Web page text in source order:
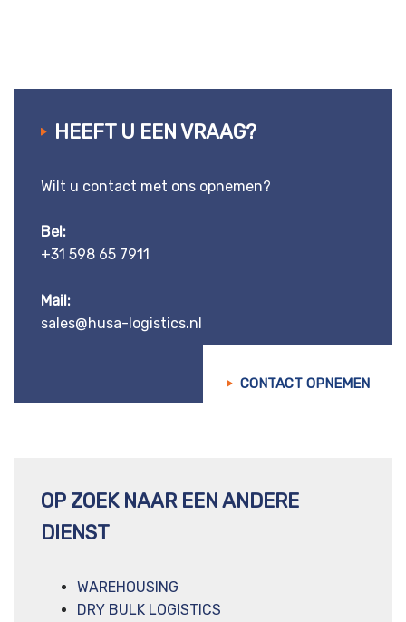
HEEFT U EEN VRAAG?
Wilt u contact met ons opnemen?
Bel:
+31 598 65 7911
Mail:
sales@husa-logistics.nl
CONTACT OPNEMEN
OP ZOEK NAAR EEN ANDERE
DIENST
WAREHOUSING
DRY BULK LOGISTICS